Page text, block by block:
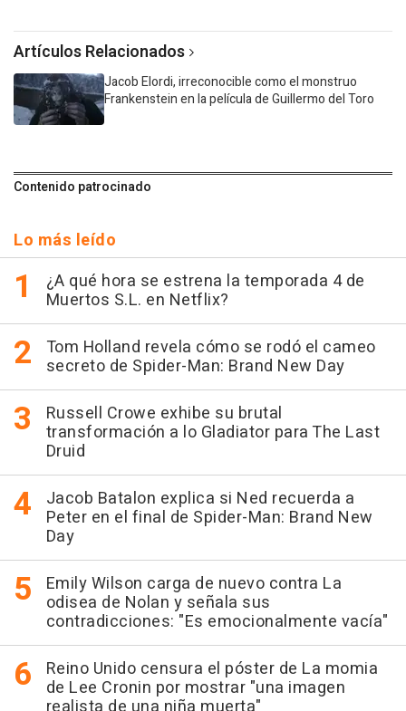
Artículos Relacionados
Jacob Elordi, irreconocible como el monstruo
Frankenstein en la película de Guillermo del Toro
Contenido patrocinado
Lo más leído
¿A qué hora se estrena la temporada 4 de
Muertos S.L. en Netflix?
Tom Holland revela cómo se rodó el cameo
secreto de Spider-Man: Brand New Day
Russell Crowe exhibe su brutal
transformación a lo Gladiator para The Last
Druid
Jacob Batalon explica si Ned recuerda a
Peter en el final de Spider-Man: Brand New
Day
Emily Wilson carga de nuevo contra La
odisea de Nolan y señala sus
contradicciones: "Es emocionalmente vacía"
Reino Unido censura el póster de La momia
de Lee Cronin por mostrar "una imagen